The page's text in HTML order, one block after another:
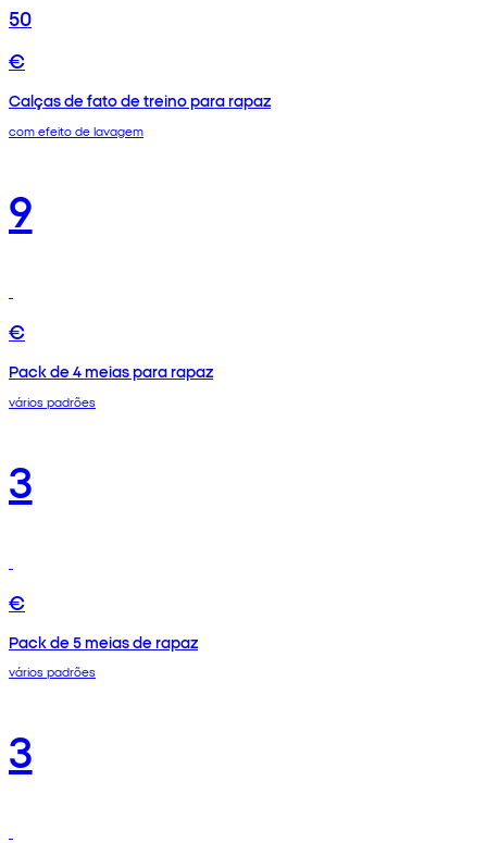
50
€
Calças de fato de treino para rapaz
com efeito de lavagem
9
€
Pack de 4 meias para rapaz
vários padrões
3
€
Pack de 5 meias de rapaz
vários padrões
3